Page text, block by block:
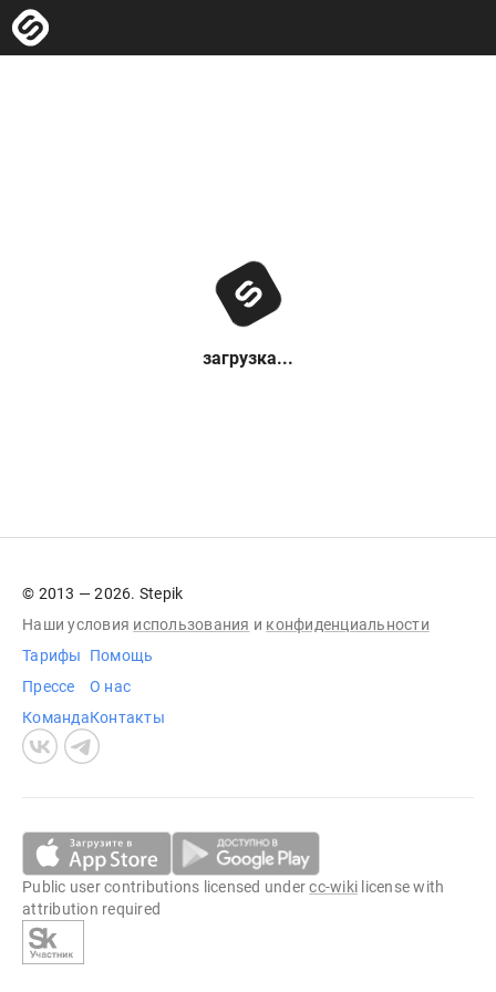
загрузка...
© 2013 — 2026. Stepik
Наши условия использования и конфиденциальности
Тарифы
Прессе
Команда
Помощь
О нас
Контакты
Public user contributions licensed undercc-wiki license with
attribution required